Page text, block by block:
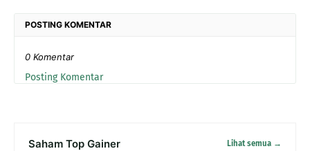
POSTING KOMENTAR
0 Komentar
Posting Komentar
Saham Top Gainer Lihat semua →